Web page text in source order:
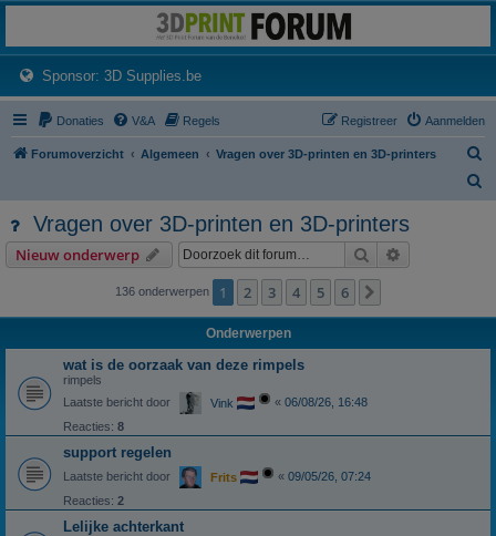
Het 3D print forum van de Benelux na de sluiting van 3dprintforum.nl
Sponsor: 3D Supplies.be(Opens a new tab)
Donaties V&A Regels Aanmelden
Registreer
Forumoverzicht Algemeen Vragen over 3D-printen en 3D-printers
Vragen over 3D-printen en 3D-printers
Nieuw onderwerp Zoek
136 onderwerpen 1 2 3 4 5 6
Onderwerpen
wat is de oorzaak van deze rimpels
rimpels
Laatste bericht door
Vink « 06/08/26, 16:48
Reacties: 8
support regelen
Laatste bericht door Frits « 09/05/26, 07:24
Reacties: 2
Lelijke achterkant